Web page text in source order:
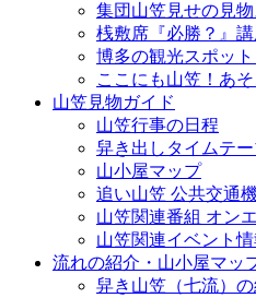
集団山笠見せの見物
桟敷席『必勝？』講
博多の観光スポッ
ここにも山笠！あそ
山笠見物ガイド
山笠行事の日程
舁き出しタイムテ
山小屋マップ
追い山笠 公共交通
山笠関連番組 オン
山笠関連イベント情
流れの紹介・山小屋マッ
舁き山笠（七流）